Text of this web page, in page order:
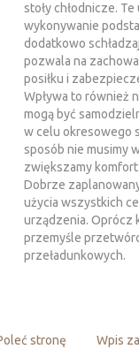
stoły chłodnicze.
wykonywanie
dodatkowo
pozwala na
posiłku i
Wpływa to również
mogą być
w celu okresowego
sposób nie musimy
zwiększamy
Dobrze
użycia wszystkich
urządzenia. Oprócz
przemyśle
przeładunkowych.
stronę Wpis